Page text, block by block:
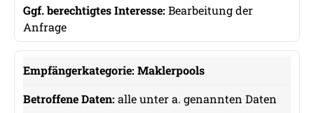
Bearbeitung der
Anfrage
Maklerpools
alle unter a. genannten Daten